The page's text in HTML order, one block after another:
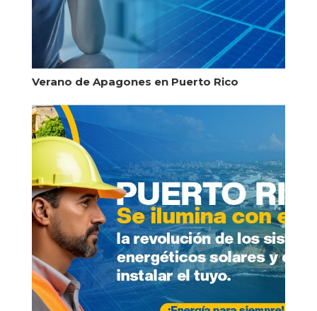
Verano de Apagones en Puerto Rico